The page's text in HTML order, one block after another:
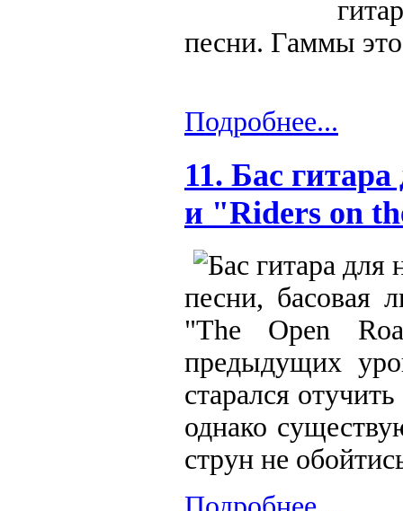
песни. Гаммы
Подробнее...
11. Бас
и "Riders on
песни, басовая
"The Open
предыдущих
старался
однако
струн не